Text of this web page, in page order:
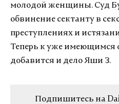
молодой женщины. Суд
обвинение сектанту в
преступлениях и
Теперь к уже имеющимся
добавится и дело Яши З.
Подпишитесь на